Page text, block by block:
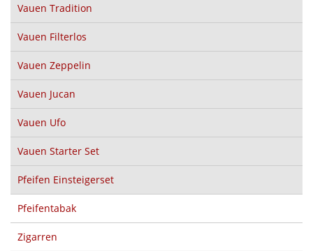
Vauen Tradition
Vauen Filterlos
Vauen Zeppelin
Vauen Jucan
Vauen Ufo
Vauen Starter Set
Pfeifen Einsteigerset
Pfeifentabak
Zigarren